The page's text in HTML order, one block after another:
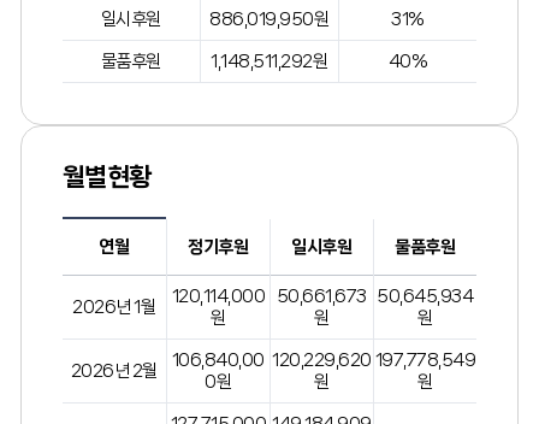
일시후원 886,019,950원 31%
물품후원 1,148,511,292원 40%
월별현황
연월 정기후원 일시후원 물품후원
2026년 1월
120,114,000
원
50,661,673
원
50,645,934
원
2026년 2월
106,840,00
0원
120,229,620
원
197,778,549
원